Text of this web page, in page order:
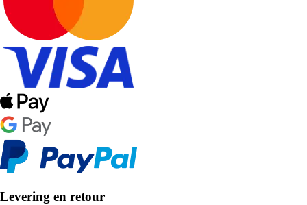
Levering en retour